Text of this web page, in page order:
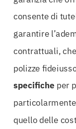
consente di
garantire
contrattuali,
polizze
specifiche per
quello delle